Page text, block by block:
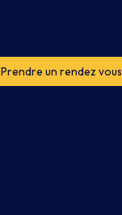
Prendre un rendez vous